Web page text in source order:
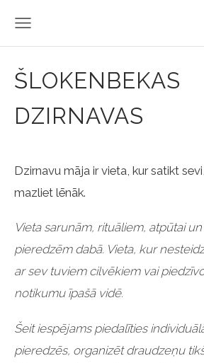
ŠLOKENBEKAS
DZIRNAVAS
Dzirnavu māja ir vieta, kur satikt
mazliet lēnāk.
Vieta sarunām, rituāliem, atpūtai
pieredzēm dabā. Vieta, kur
ar sev tuviem cilvēkiem vai
notikumu īpašā vidē.
Šeit iespējams piedalīties
pieredzēs, organizēt draudzeņu